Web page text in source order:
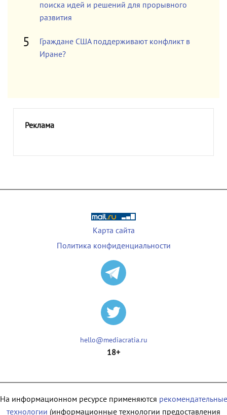
поиска идей и решений для прорывного
развития
Граждане США поддерживают конфликт в
Иране?
Реклама
Карта сайта
Политика конфиденциальности
hello@mediacratia.ru
18+
На информационном ресурсе применяются рекомендательные
технологии (информационные технологии предоставления